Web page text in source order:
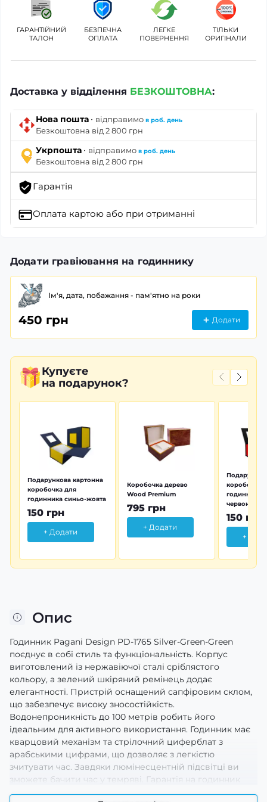
ГАРАНТІЙНИЙ
ТАЛОН
БЕЗПЕЧНА
ОПЛАТА
ЛЕГКЕ
ПОВЕРНЕННЯ
ТІЛЬКИ
ОРИГІНАЛИ
Доставка у відділення БЕЗКОШТОВНА:
Нова пошта · відправимо в роб. день
Безкоштовна від 2 800 грн
Укрпошта · відправимо в роб. день
Безкоштовна від 2 800 грн
Гарантія
Оплата картою або при отриманні
Додати гравіювання на годиннику
Ім'я, дата, побажання - пам'ятно на роки
450 грн Додати
Купуєте
на подарунок?
Подарункова картонна
коробочка для
годинника синьо-жовта
150 грн
+ Додати
Коробочка дерево
Wood Premium
795 грн
+ Додати
коробочка
годинника
червона
150 грн
+
Опис
Годинник Pagani Design PD-1765 Silver-Green-Green
поєднує в собі стиль та функціональність. Корпус
виготовлений із нержавіючої сталі сріблястого
кольору, а зелений шкіряний ремінець додає
елегантності. Пристрій оснащений сапфіровим склом,
що забезпечує високу зносостійкість.
Водонепроникність до 100 метрів робить його
ідеальним для активного використання. Годинник має
кварцовий механізм та стрілочний циферблат з
арабськими цифрами, що дозволяє з легкістю
зчитувати час. Завдяки люмінесцентній підсвітці ви
зможете бачити час у темряві. Гарантія на годинник